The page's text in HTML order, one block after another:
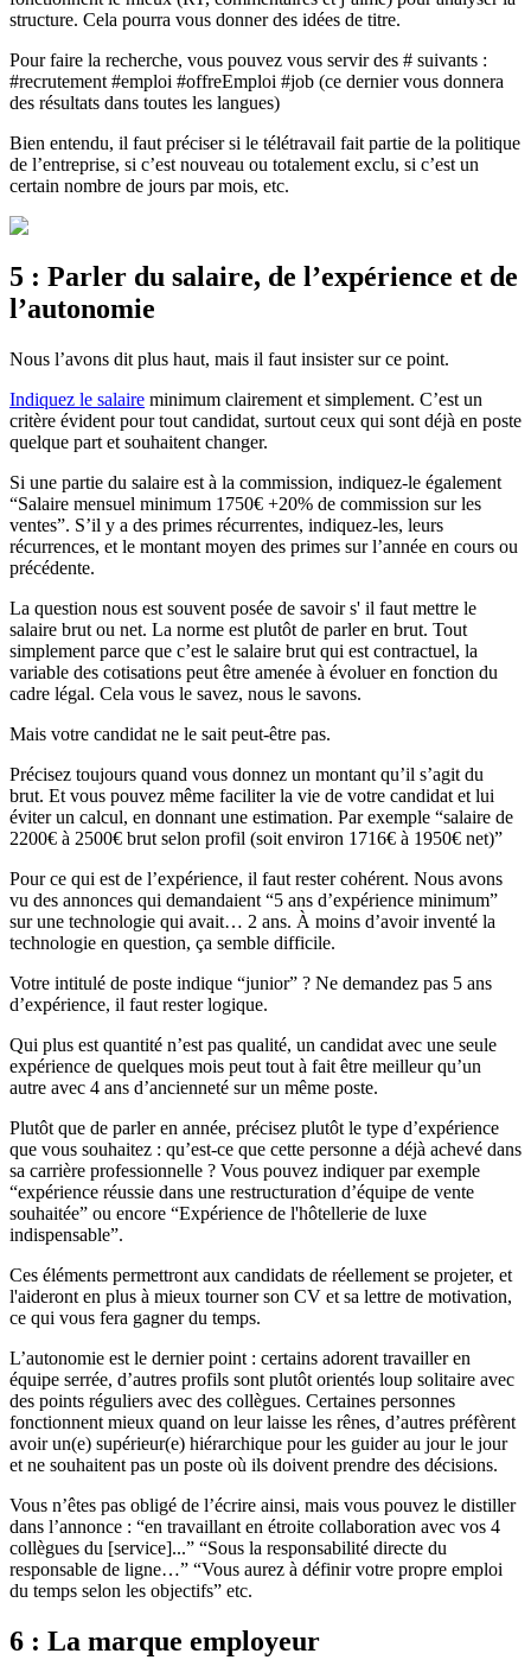
structure. Cela pourra vous donner des idées de titre.
Pour faire la recherche, vous pouvez vous servir des # suivants :
#recrutement #emploi #offreEmploi #job (ce dernier vous donnera
des résultats dans toutes les langues)
Bien entendu, il faut préciser si le télétravail fait partie de la politique
de l’entreprise, si c’est nouveau ou totalement exclu, si c’est un
certain nombre de jours par mois, etc.
5 : Parler du salaire, de l’expérience et de
l’autonomie
Nous l’avons dit plus haut, mais il faut insister sur ce point.
Indiquez le salaire minimum clairement et simplement. C’est un
critère évident pour tout candidat, surtout ceux qui sont déjà en poste
quelque part et souhaitent changer.
Si une partie du salaire est à la commission, indiquez-le également
“Salaire mensuel minimum 1750€ +20% de commission sur les
ventes”. S’il y a des primes récurrentes, indiquez-les, leurs
récurrences, et le montant moyen des primes sur l’année en cours ou
précédente.
La question nous est souvent posée de savoir s' il faut mettre le
salaire brut ou net. La norme est plutôt de parler en brut. Tout
simplement parce que c’est le salaire brut qui est contractuel, la
variable des cotisations peut être amenée à évoluer en fonction du
cadre légal. Cela vous le savez, nous le savons.
Mais votre candidat ne le sait peut-être pas.
Précisez toujours quand vous donnez un montant qu’il s’agit du
brut. Et vous pouvez même faciliter la vie de votre candidat et lui
éviter un calcul, en donnant une estimation. Par exemple “salaire de
2200€ à 2500€ brut selon profil (soit environ 1716€ à 1950€ net)”
Pour ce qui est de l’expérience, il faut rester cohérent. Nous avons
vu des annonces qui demandaient “5 ans d’expérience minimum”
sur une technologie qui avait… 2 ans. À moins d’avoir inventé la
technologie en question, ça semble difficile.
Votre intitulé de poste indique “junior” ? Ne demandez pas 5 ans
d’expérience, il faut rester logique.
Qui plus est quantité n’est pas qualité, un candidat avec une seule
expérience de quelques mois peut tout à fait être meilleur qu’un
autre avec 4 ans d’ancienneté sur un même poste.
Plutôt que de parler en année, précisez plutôt le type d’expérience
que vous souhaitez : qu’est-ce que cette personne a déjà achevé dans
sa carrière professionnelle ? Vous pouvez indiquer par exemple
“expérience réussie dans une restructuration d’équipe de vente
souhaitée” ou encore “Expérience de l'hôtellerie de luxe
indispensable”.
Ces éléments permettront aux candidats de réellement se projeter, et
l'aideront en plus à mieux tourner son CV et sa lettre de motivation,
ce qui vous fera gagner du temps.
L’autonomie est le dernier point : certains adorent travailler en
équipe serrée, d’autres profils sont plutôt orientés loup solitaire avec
des points réguliers avec des collègues. Certaines personnes
fonctionnent mieux quand on leur laisse les rênes, d’autres préfèrent
avoir un(e) supérieur(e) hiérarchique pour les guider au jour le jour
et ne souhaitent pas un poste où ils doivent prendre des décisions.
Vous n’êtes pas obligé de l’écrire ainsi, mais vous pouvez le distiller
dans l’annonce : “en travaillant en étroite collaboration avec vos 4
collègues du [service]...” “Sous la responsabilité directe du
responsable de ligne…” “Vous aurez à définir votre propre emploi
du temps selon les objectifs” etc.
6 : La marque employeur